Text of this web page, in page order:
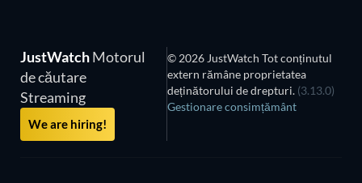
JustWatchMotorul
de căutare
Streaming
We are hiring!
© 2026 JustWatch Tot conținutul
extern rămâne proprietatea
deținătorului de drepturi. (3.13.0)
Gestionare consimțământ